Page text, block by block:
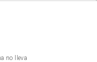
no lleva